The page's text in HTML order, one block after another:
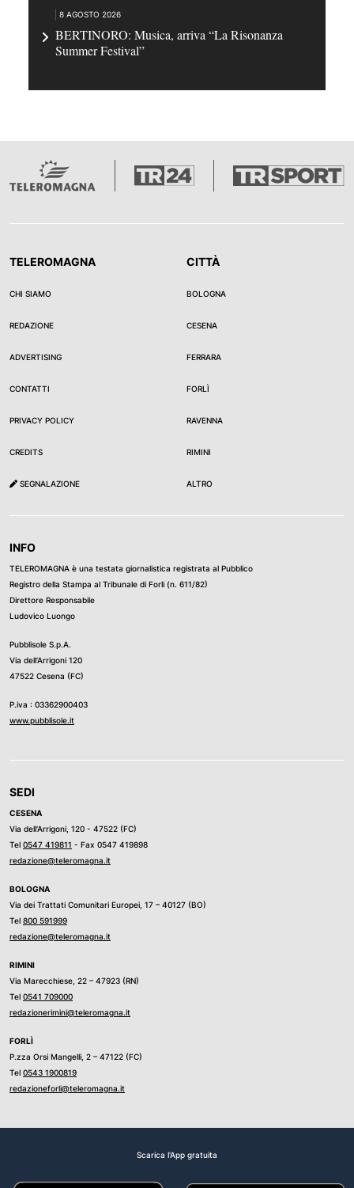
8 AGOSTO 2026
BERTINORO: Musica, arriva “La Risonanza
Summer Festival”
TELEROMAGNA
CHI SIAMO
REDAZIONE
ADVERTISING
CONTATTI
PRIVACY POLICY
CREDITS
SEGNALAZIONE
CITTÀ
BOLOGNA
CESENA
FERRARA
FORLÌ
RAVENNA
RIMINI
ALTRO
INFO
TELEROMAGNA è una testata giornalistica registrata al Pubblico
Registro della Stampa al Tribunale di Forli (n. 611/82)
Direttore Responsabile
Ludovico Luongo
Pubblisole S.p.A.
Via dell’Arrigoni 120
47522 Cesena (FC)
P.iva : 03362900403
www.pubblisole.it
SEDI
CESENA
Via dell’Arrigoni, 120 - 47522 (FC)
Tel 0547 419811 - Fax 0547 419898
redazione@teleromagna.it
BOLOGNA
Via dei Trattati Comunitari Europei, 17 – 40127 (BO)
Tel 800 591999
redazione@teleromagna.it
RIMINI
Via Marecchiese, 22 – 47923 (RN)
Tel 0541 709000
redazionerimini@teleromagna.it
FORLÌ
P.zza Orsi Mangelli, 2 – 47122 (FC)
Tel 0543 1900819
redazioneforli@teleromagna.it
Scarica l'App gratuita